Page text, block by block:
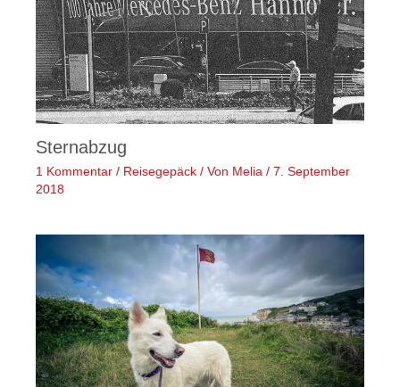
Sternabzug
1 Kommentar / Reisegepäck / Von Melia / 7. September
2018